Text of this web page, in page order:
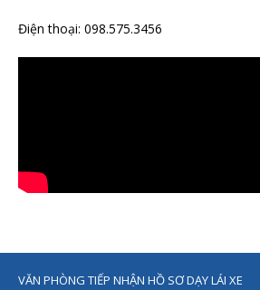
Điện thoại: 098.575.3456
VĂN PHÒNG TIẾP NHẬN HỒ SƠ DẠY LÁI XE